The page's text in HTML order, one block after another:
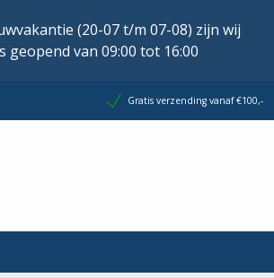
(20-07 t/m 07-08) zijn wij
geopend van 09:00 tot 16:00
Gratis verzending vanaf €100,-